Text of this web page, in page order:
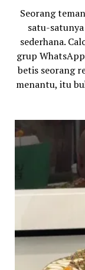
Seorang
satu-
sederhana.
grup
betis seorang
menantu, itu